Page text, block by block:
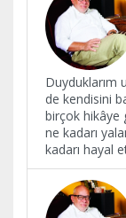
Duyduklarım
de kendisini
birçok hikâye
ne kadarı
kadarı hayal